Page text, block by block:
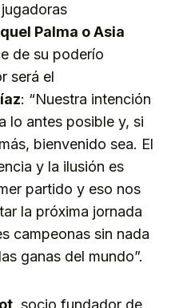
Palma o Asia
de su poderío
será el
: “Nuestra intención
lo antes posible y, si
bienvenido sea. El
y la ilusión es
partido y eso nos
la próxima jornada
campeonas sin nada
ganas del mundo”.